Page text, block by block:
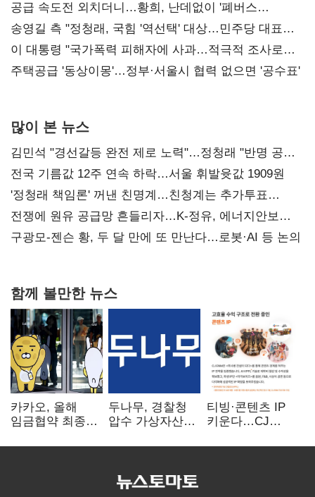
사과부터"
공급 속도전 외치더니…황희, 난데없이 '폐버스
리모델링' 제안
송영길 측 "정청래, 국힘 '역선택' 대상…민주당 대표로
총선 지휘 못해"
이 대통령 "국가폭력 피해자에 사과…적극적 조사로
진실 밝혀야"
주택공급 '동상이몽'…정부·서울시 협력 없으면 '공수표'
많이 본 뉴스
김민석 "경선갈등 완전 제로 노력"…정청래 "반명 공세
사과부터"
전국 기름값 12주 연속 하락…서울 휘발윳값 1909원
'정청래 책임론' 꺼낸 친명계…친청계는 추가투표
때리기
전쟁에 원유 공급망 흔들리자…K-정유, 에너지안보
핵심으로 재부상
구광모-젠슨 황, 두 달 만에 또 만난다…로봇·AI 등 논의
함께 볼만한 뉴스
카카오, 올해
임금협약 최종
인상·격려금
두나무, 경찰청
압수 가상자산
커스터디 사업
티빙·콘텐츠 IP
키운다…CJ
글로벌 확장 가속